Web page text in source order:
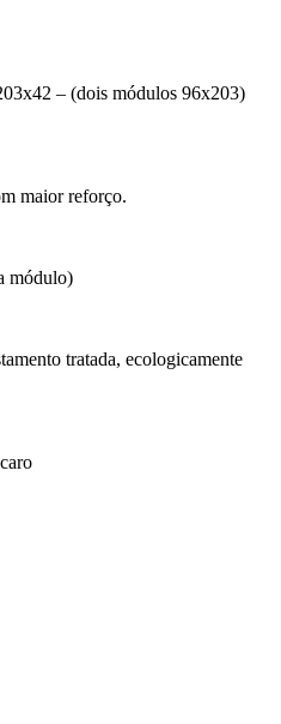
– (dois módulos 96x203)
maior reforço.
módulo)
tratada, ecologicamente